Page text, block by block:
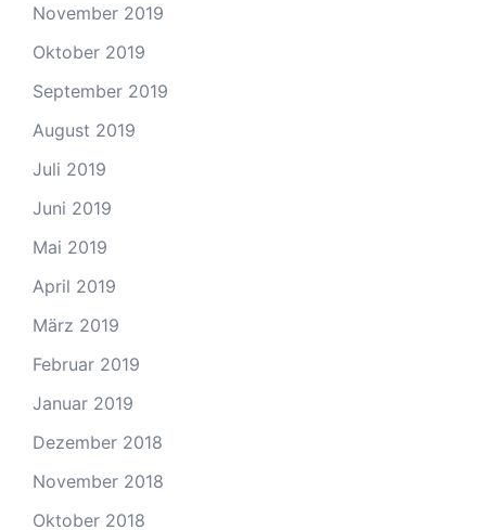
November 2019
Oktober 2019
September 2019
August 2019
Juli 2019
Juni 2019
Mai 2019
April 2019
März 2019
Februar 2019
Januar 2019
Dezember 2018
November 2018
Oktober 2018